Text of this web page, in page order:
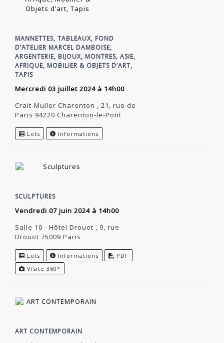
MANNETTES, TABLEAUX, FOND
D’ATELIER MARCEL DAMBOISE,
ARGENTERIE, BIJOUX, MONTRES, ASIE,
AFRIQUE, MOBILIER & OBJETS D’ART,
TAPIS
mercredi 03 juillet 2024 à 14h00
Crait-Muller Charenton , 21, rue de
Paris 94220 Charenton-le-Pont
Lots Informations
SCULPTURES
vendredi 07 juin 2024 à 14h00
Salle 10 - Hôtel Drouot , 9, rue
Drouot 75009 Paris
Lots Informations
PDF
Visite 360°
ART CONTEMPORAIN